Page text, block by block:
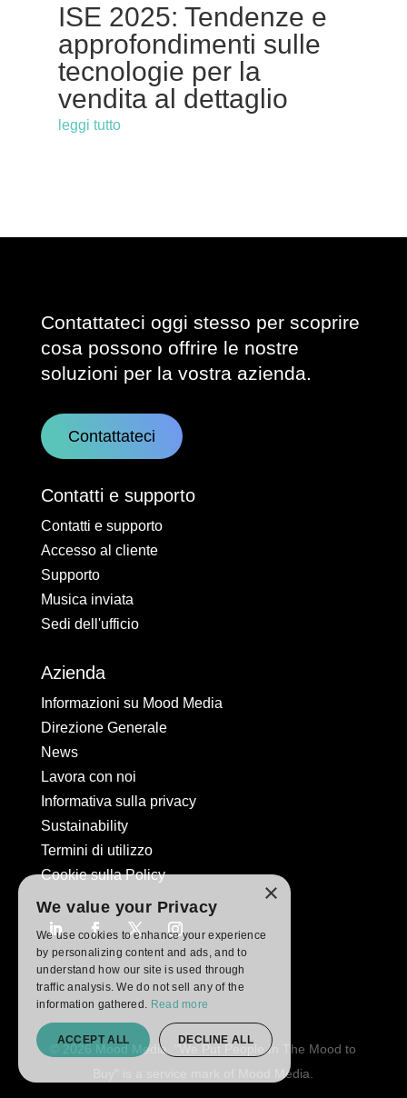
ISE 2025: Tendenze e
approfondimenti sulle
tecnologie per la
vendita al dettaglio
leggi tutto
Contattateci oggi stesso per scoprire
cosa possono offrire le nostre
soluzioni per la vostra azienda.
Contattateci
Contatti e supporto
Contatti e supporto
Accesso al cliente
Supporto
Musica inviata
Sedi dell'ufficio
Azienda
Informazioni su Mood Media
Direzione Generale
News
Lavora con noi
Informativa sulla privacy
Sustainability
Termini di utilizzo
Cookie sulla Policy
© 2026 Mood Media. "We Put People In The Mood to
Buy" is a service mark of Mood Media.
×
We value your Privacy
We use cookies to enhance your experience
by personalizing content and ads, and to
understand how our site is used through
traffic analysis. We do not sell any of the
information gathered. Read more
ACCEPT ALL DECLINE ALL